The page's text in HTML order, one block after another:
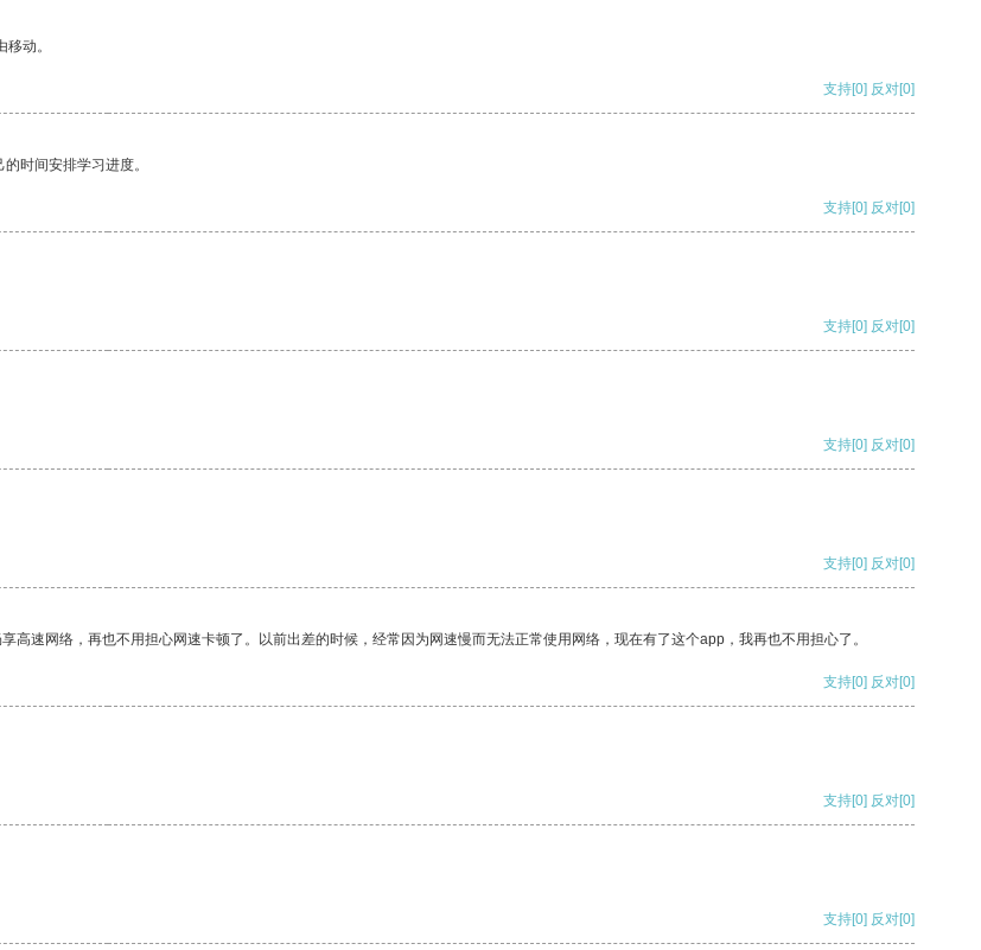
动。
支持[0] 反对[0]
时间安排学习进度。
支持[0] 反对[0]
支持[0] 反对[0]
支持[0] 反对[0]
支持[0] 反对[0]
速网络，再也不用担心网速卡顿了。以前出差的时候，经常因为网速慢而无法正常使用网络，现在有了这个app，我再也不用担心了。
支持[0] 反对[0]
支持[0] 反对[0]
支持[0] 反对[0]